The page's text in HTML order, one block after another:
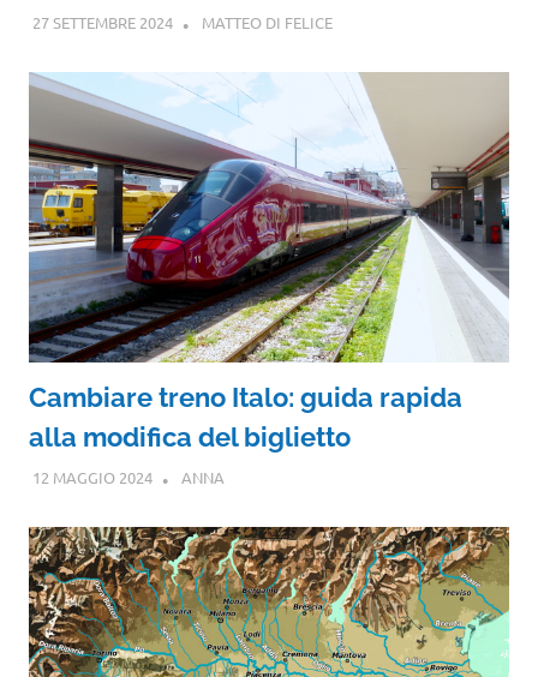
27 SETTEMBRE 2024 MATTEO DI FELICE
Cambiare treno Italo: guida rapida
alla modifica del biglietto
12 MAGGIO 2024 ANNA